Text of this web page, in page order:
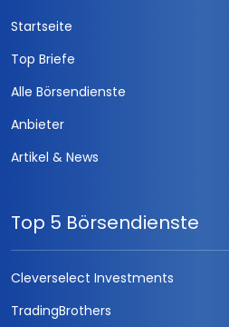
Startseite
Top Briefe
Alle Börsendienste
Anbieter
Artikel & News
Top 5 Börsendienste
Cleverselect Investments
TradingBrothers